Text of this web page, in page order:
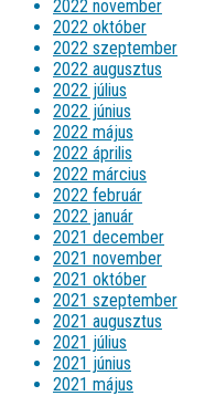
2022 november
2022 október
2022 szeptember
2022 augusztus
2022 július
2022 június
2022 május
2022 április
2022 március
2022 február
2022 január
2021 december
2021 november
2021 október
2021 szeptember
2021 augusztus
2021 július
2021 június
2021 május